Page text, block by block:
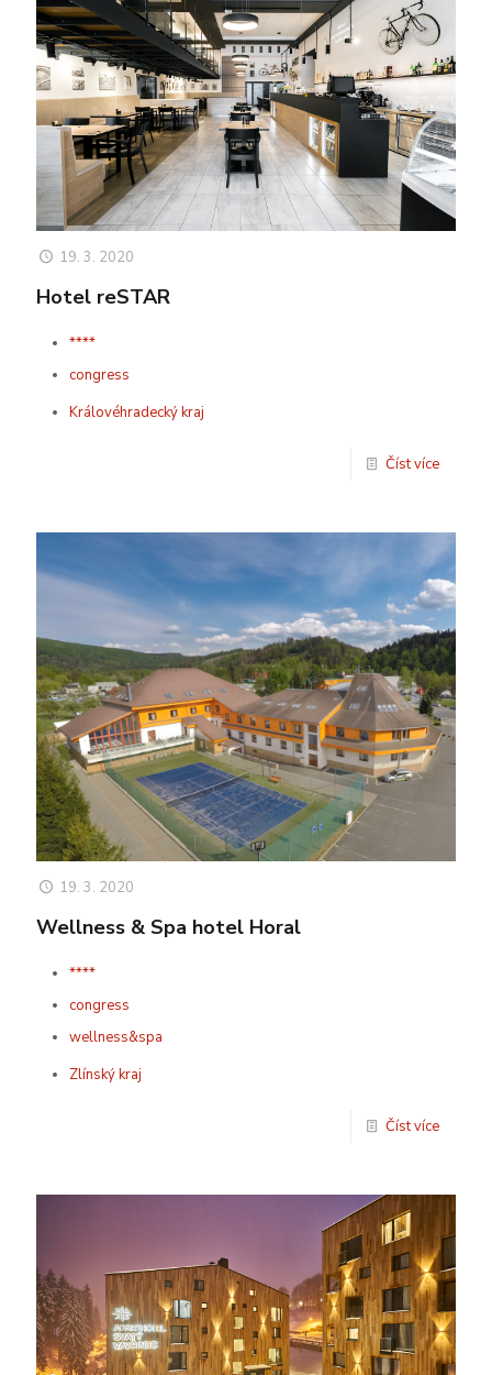
19. 3. 2020
Hotel reSTAR
****
congress
Královéhradecký kraj
Číst více
19. 3. 2020
Wellness & Spa hotel Horal
****
congress
wellness&spa
Zlínský kraj
Číst více